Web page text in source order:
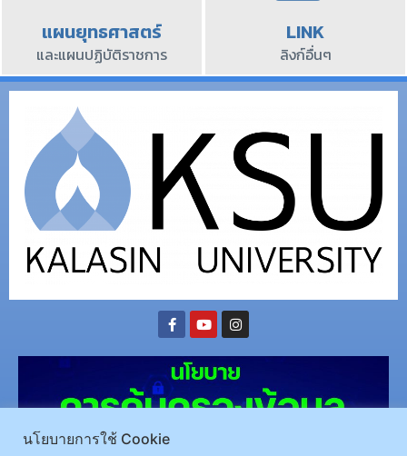
แผนยุทธศาสตร์
และแผนปฏิบัติราชการ
LINK
ลิงก์อื่นๆ
นโยบายการใช้ Cookie